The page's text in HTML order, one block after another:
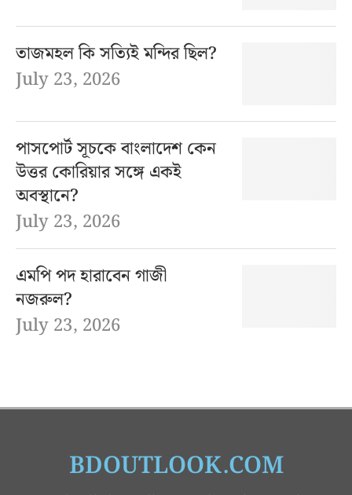
তাজমহল কি সত্যিই মন্দির ছিল?
July 23, 2026
পাসপোর্ট সূচকে বাংলাদেশ কেন
উত্তর কোরিয়ার সঙ্গে একই
অবস্থানে?
July 23, 2026
এমপি পদ হারাবেন গাজী
নজরুল?
July 23, 2026
BDOUTLOOK.COM